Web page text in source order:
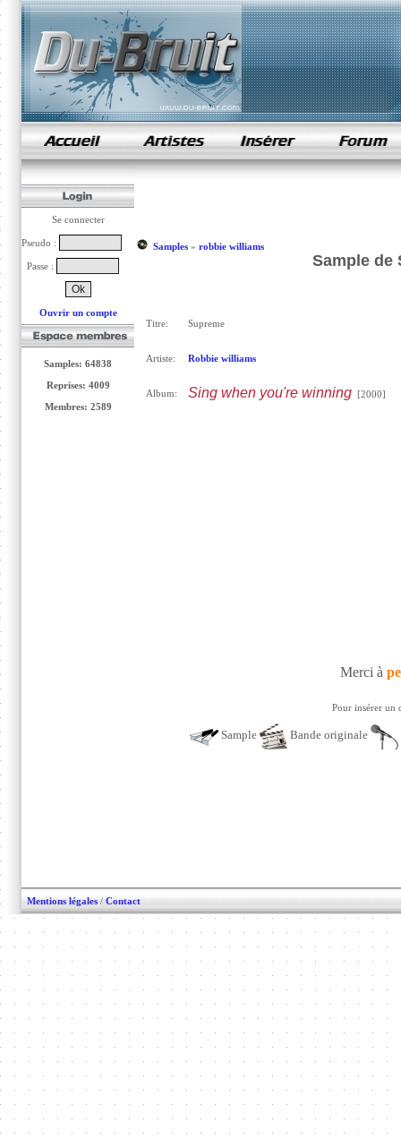
samples de rap
Se connecter
Pseudo :
Passe :
Ouvrir un compte
Samples: 64838
Reprises: 4009
Membres: 2589
Samples» robbie williams
Sample de
Titre: Supreme
Artiste: Robbie williams
Album: Sing when you're winning[2000]
Merci à
Pour insérer un
Sample Bande originale
Mentions légales / Contact